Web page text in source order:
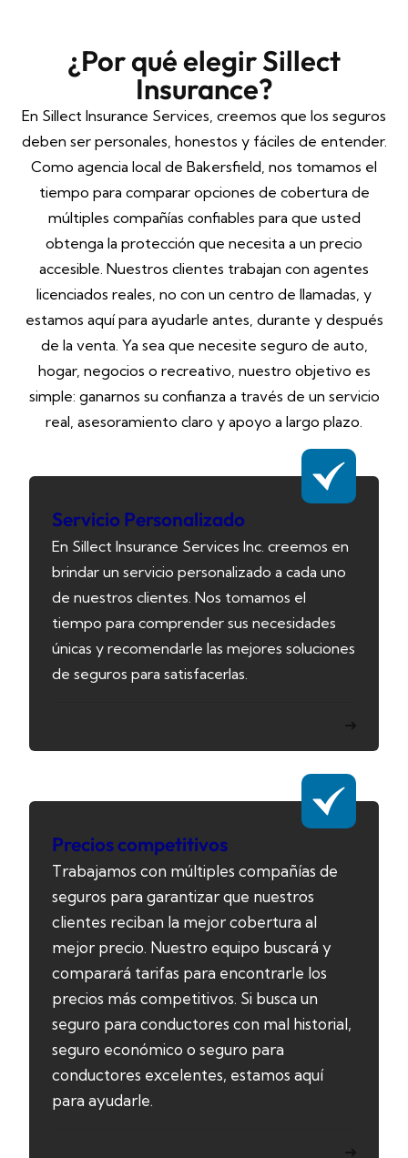
¿Por qué elegir Sillect
Insurance?
En Sillect Insurance Services, creemos que los seguros
deben ser personales, honestos y fáciles de entender.
Como agencia local de Bakersfield, nos tomamos el
tiempo para comparar opciones de cobertura de
múltiples compañías confiables para que usted
obtenga la protección que necesita a un precio
accesible. Nuestros clientes trabajan con agentes
licenciados reales, no con un centro de llamadas, y
estamos aquí para ayudarle antes, durante y después
de la venta. Ya sea que necesite seguro de auto,
hogar, negocios o recreativo, nuestro objetivo es
simple: ganarnos su confianza a través de un servicio
real, asesoramiento claro y apoyo a largo plazo.
Servicio Personalizado
En Sillect Insurance Services Inc. creemos en
brindar un servicio personalizado a cada uno
de nuestros clientes. Nos tomamos el
tiempo para comprender sus necesidades
únicas y recomendarle las mejores soluciones
de seguros para satisfacerlas.
Precios competitivos
Trabajamos con múltiples compañías de
seguros para garantizar que nuestros
clientes reciban la mejor cobertura al
mejor precio. Nuestro equipo buscará y
comparará tarifas para encontrarle los
precios más competitivos. Si busca un
seguro para conductores con mal historial,
seguro económico o seguro para
conductores excelentes, estamos aquí
para ayudarle.